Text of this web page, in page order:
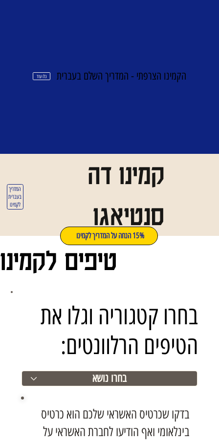
המדריך
בעברית
לקמינו
קמינו דה
סנטיאגו
15% הנחה על המדריך לקמינו
בדקו שכרטיס האשראי שלכם הוא כרטיס
בינלאומי ואף הודיעו לחברת האשראי על
בחרו קטגוריה וגלו את
הטיפים הרלוונטים:
טיפים לקמינו
גלו עוד הקמינו הצרפתי - המדריך השלם בעברית